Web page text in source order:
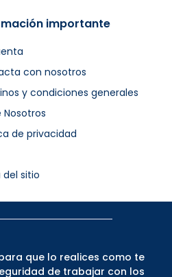
importante
con nosotros
y condiciones generales
Nosotros
de privacidad
del sitio
que lo realices como te
de trabajar con los